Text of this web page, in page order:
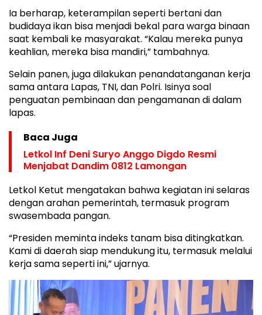
Ia berharap, keterampilan seperti bertani dan
budidaya ikan bisa menjadi bekal para warga binaan
saat kembali ke masyarakat. “Kalau mereka punya
keahlian, mereka bisa mandiri,” tambahnya.
Selain panen, juga dilakukan penandatanganan kerja
sama antara Lapas, TNI, dan Polri. Isinya soal
penguatan pembinaan dan pengamanan di dalam
lapas.
Baca Juga
Letkol Inf Deni Suryo Anggo Digdo Resmi
Menjabat Dandim 0812 Lamongan
Letkol Ketut mengatakan bahwa kegiatan ini selaras
dengan arahan pemerintah, termasuk program
swasembada pangan.
“Presiden meminta indeks tanam bisa ditingkatkan.
Kami di daerah siap mendukung itu, termasuk melalui
kerja sama seperti ini,” ujarnya.